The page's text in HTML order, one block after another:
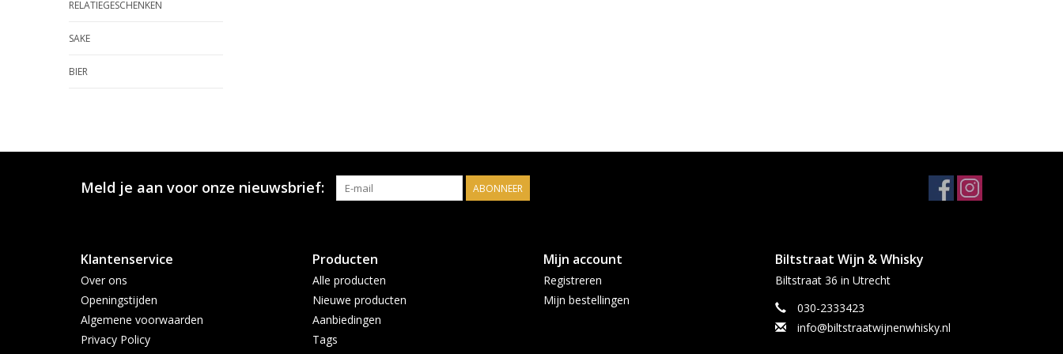
RELATIEGESCHENKEN
SAKE
BIER
Meld je aan voor onze nieuwsbrief: ABONNEER
Klantenservice
Over ons
Openingstijden
Algemene voorwaarden
Privacy Policy
Producten
Alle producten
Nieuwe producten
Aanbiedingen
Tags
Mijn account
Registreren
Mijn bestellingen
Biltstraat Wijn & Whisky
Biltstraat 36 in Utrecht
030-2333423
info@biltstraatwijnenwhisky.nl